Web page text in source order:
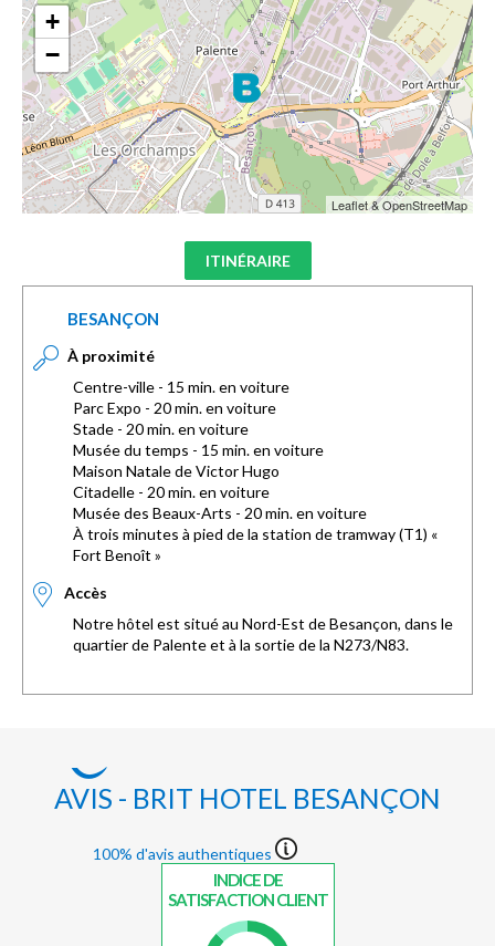
+
−
Leaflet & OpenStreetMap
ITINÉRAIRE
BESANÇON
À proximité
Centre-ville - 15 min. en voiture
Parc Expo - 20 min. en voiture
Stade - 20 min. en voiture
Musée du temps - 15 min. en voiture
Maison Natale de Victor Hugo
Citadelle - 20 min. en voiture
Musée des Beaux-Arts - 20 min. en voiture
À trois minutes à pied de la station de tramway (T1) «
Fort Benoît »
Accès
Notre hôtel est situé au Nord-Est de Besançon, dans le
quartier de Palente et à la sortie de la N273/N83.
AVIS - BRIT HOTEL BESANÇON
100% d'avis authentiques
INDICE DE
SATISFACTION CLIENT